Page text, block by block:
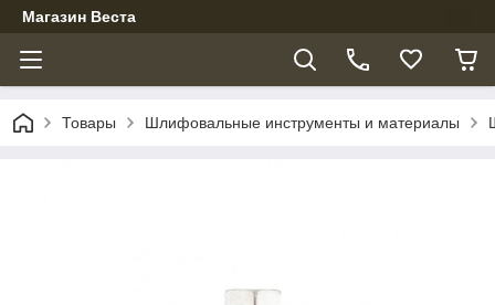
Магазин Веста
Товары Шлифовальные инструменты и материалы